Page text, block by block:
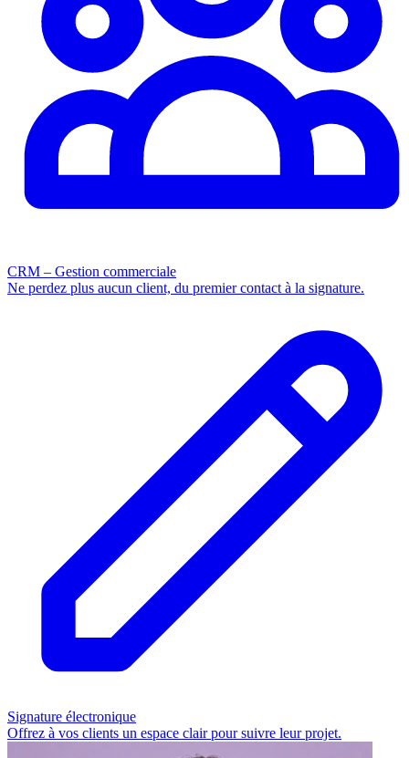
CRM – Gestion commerciale
Ne perdez plus aucun client, du premier contact à la signature.
Signature électronique
Offrez à vos clients un espace clair pour suivre leur projet.